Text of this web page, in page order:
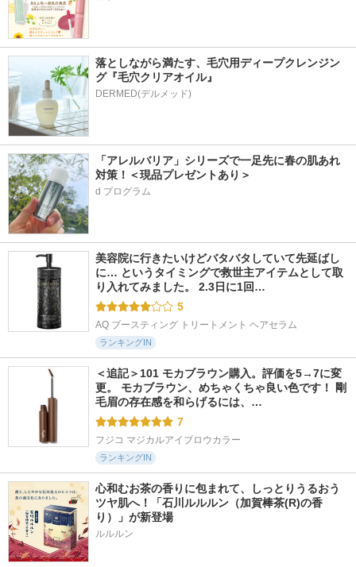
落としながら満たす、毛穴用ディープクレンジン
グ『毛穴クリアオイル』
「アレルバリア」シリーズで一足先に春の肌あれ
対策！＜現品プレゼントあり＞
d プログラム
美容院に行きたいけどバタバタしていて先延ばし
に… というタイミングで救世主アイテムとして取
り入れてみました。 2.3日に1回…
5
AQ ブースティング トリートメント ヘアセラム
ランキングIN
＜追記＞101 モカブラウン購入。評価を5→7に変
更。 モカブラウン、めちゃくちゃ良い色です！ 剛
毛眉の存在感を和らげるには、…
7
フジコ マジカルアイブロウカラー
ランキングIN
心和むお茶の香りに包まれて、しっとりうるおう
ツヤ肌へ！「石川ルルルン（加賀棒茶(R)の香
り）」が新登場